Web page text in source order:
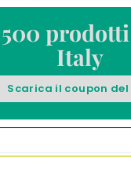
Italy
Scarica il coupon del